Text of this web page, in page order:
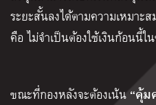
ระยะสั้นลงได้ตามความเหมาะ
คือ ไม่จำเป็นต้องใช้เงินก้อนนี้ใ
ขณะที่กองหลังจะต้องเน้น“คุ้ม